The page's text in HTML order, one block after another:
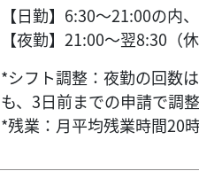
【日勤】6:30～21:00の内
【夜勤】21:00～翌8:30（
*シフト調整：夜勤の回数
も、3日前までの申請で調整
*残業：月平均残業時間20